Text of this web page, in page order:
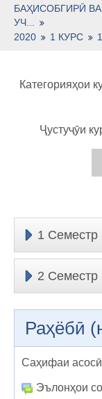
БАҲИСОБГИРӢ
УЧ...
2020
1 КУРС
Категорияҳои
Ҷустуҷӯи
1 Семестр
2 Семестр
Раҳёбӣ
Саҳифаи асосӣ
Эълонҳои